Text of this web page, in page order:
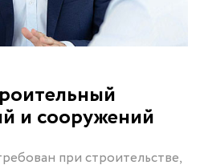
и сооружений
при строительстве,